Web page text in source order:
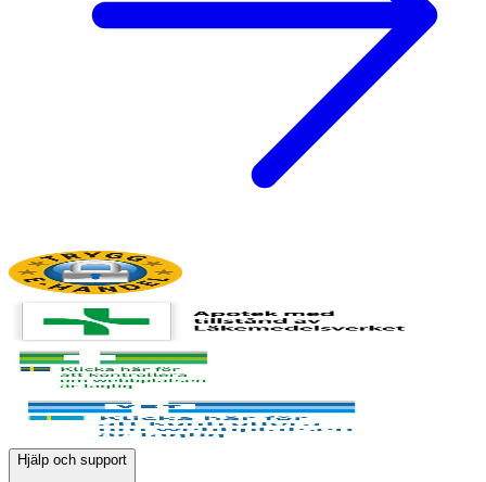
Hjälp och support